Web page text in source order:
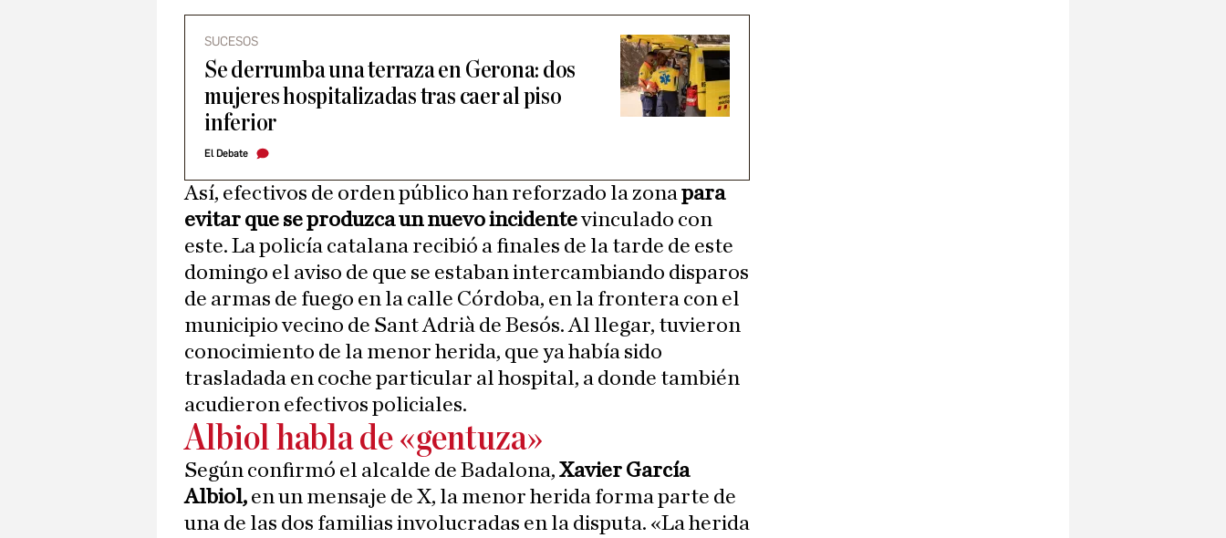
SUCESOS
Se derrumba una terraza en Gerona: dos
mujeres hospitalizadas tras caer al piso
inferior
El Debate
Así, efectivos de orden público han reforzado la zonapara
evitar que se produzca un nuevo incidentevinculado con
este. La policía catalana recibió a finales de la tarde de este
domingo el aviso de que se estaban intercambiando disparos
de armas de fuego en la calle Córdoba, en la frontera con el
municipio vecino de Sant Adrià de Besós. Al llegar, tuvieron
conocimiento de la menor herida, que ya había sido
trasladada en coche particular al hospital, a donde también
acudieron efectivos policiales.
Albiol habla de «gentuza»
Según confirmó el alcalde de Badalona, Xavier García
Albiol, en un mensaje de X, la menor herida forma parte de
una de las dos familias involucradas en la disputa. «La herida